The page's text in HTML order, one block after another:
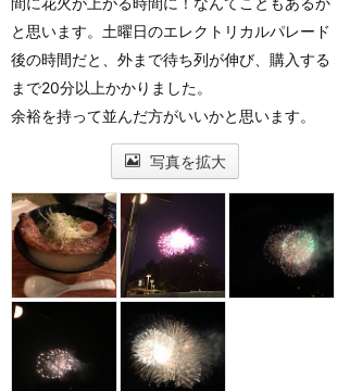
と思います。土曜日のエレクトリカルパレード
後の時間だと、外まで待ち列が伸び、購入する
まで20分以上かかりました。
余裕を持って並んだ方がいいかと思います。
写真を拡大